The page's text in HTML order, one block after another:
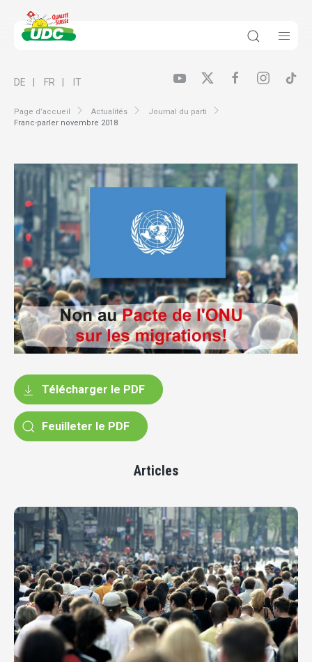
Page d’accueil Actualités
Journal du parti
Franc-parler novembre 2018
DE FR IT
Télécharger le PDF
Feuilleter le PDF
Articles